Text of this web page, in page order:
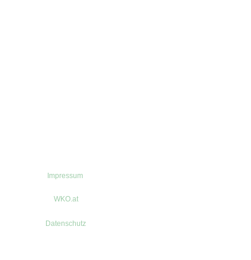
Impressum
WKO.at
Datenschutz